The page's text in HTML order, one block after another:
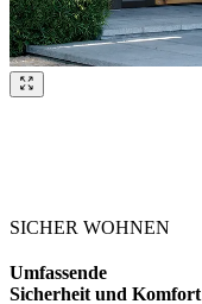
SICHER WOHNEN
Umfassende
Sicherheit und Komfort